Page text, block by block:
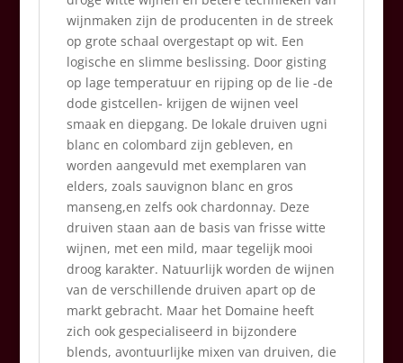
wijnmaken zijn de producenten in de streek
op grote schaal overgestapt op wit. Een
logische en slimme beslissing. Door gisting
op lage temperatuur en rijping op de lie -de
dode gistcellen- krijgen de wijnen veel
smaak en diepgang. De lokale druiven ugni
blanc en colombard zijn gebleven, en
worden aangevuld met exemplaren van
elders, zoals sauvignon blanc en gros
manseng,en zelfs ook chardonnay. Deze
druiven staan aan de basis van frisse witte
wijnen, met een mild, maar tegelijk mooi
droog karakter. Natuurlijk worden de wijnen
van de verschillende druiven apart op de
markt gebracht. Maar het Domaine heeft
zich ook gespecialiseerd in bijzondere
blends, avontuurlijke mixen van druiven, die